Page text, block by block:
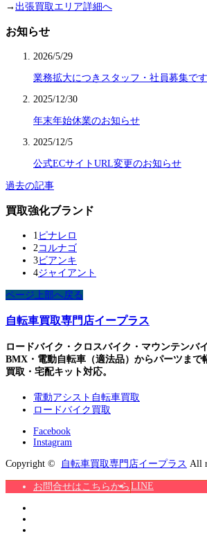
→ 出張買取エリア詳細へ
お知らせ
2026/5/29
業務拡大につきスタッフ・社員募集です
2025/12/30
年末年始休業のお知らせ
2025/12/5
公式ECサイトURL変更のお知らせ
過去の記事
買取強化ブランド
1 ピナレロ
2コルナゴ
3ビアンキ
4ジャイアント
ページ上部へ戻る
自転車買取専門店イープラス
ロードバイク・クロスバイク・マウンテンバ
BMX・電動自転車（適法品）からパーツまで
買取・宅配キット対応。
電動アシスト自転車買取
ロードバイク買取
Facebook
Instagram
Copyright © 自転車買取専門店イープラス All
お問合せはこちらから LINE